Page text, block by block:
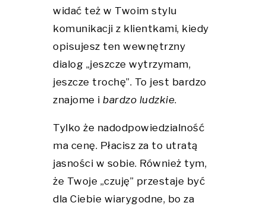
widać też w Twoim stylu
komunikacji z klientkami, kiedy
opisujesz ten wewnętrzny
dialog „jeszcze wytrzymam,
jeszcze trochę”. To jest bardzo
znajome i bardzo ludzkie.
Tylko że nadodpowiedzialność
ma cenę. Płacisz za to utratą
jasności w sobie. Również tym,
że Twoje „czuję” przestaje być
dla Ciebie wiarygodne, bo za